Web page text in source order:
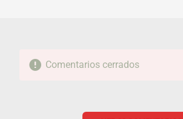
Comentarios cerrados